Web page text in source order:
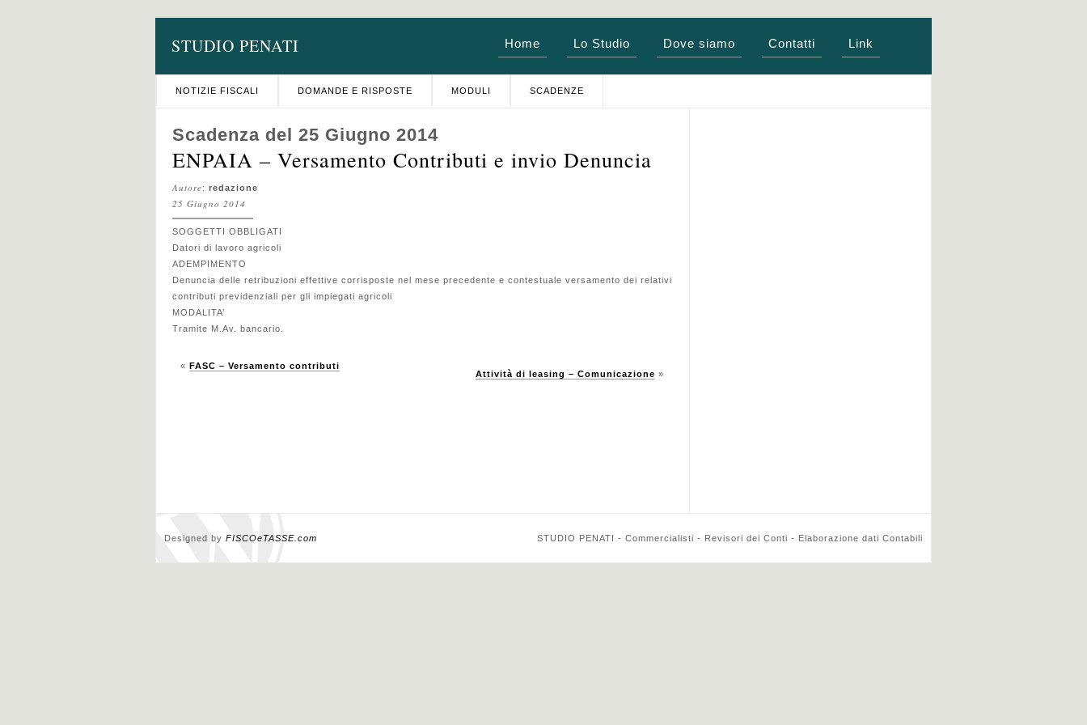
STUDIO PENATI Home Lo Studio Dove siamo Contatti Link
NOTIZIE FISCALI DOMANDE E RISPOSTE MODULI SCADENZE
Scadenza del 25 Giugno 2014
ENPAIA – Versamento Contributi e invio Denuncia
Autore: redazione
25 Giugno 2014
SOGGETTI OBBLIGATI
Datori di lavoro agricoli
ADEMPIMENTO
Denuncia delle retribuzioni effettive corrisposte nel mese precedente e contestuale versamento dei relativi
contributi previdenziali per gli impiegati agricoli
MODALITA’
Tramite M.Av. bancario.
« FASC – Versamento contributi
Attività di leasing – Comunicazione »
Designed by FISCOeTASSE.com STUDIO PENATI - Commercialisti - Revisori dei Conti - Elaborazione dati Contabili